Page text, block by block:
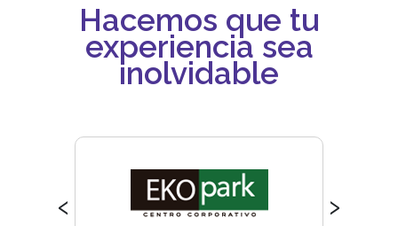
Hacemos que tu
experiencia sea
inolvidable
‹ ›